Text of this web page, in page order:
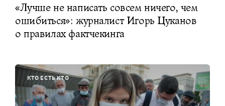
«Лучше не написать совсем ничего, чем
ошибиться»: журналист Игорь Цуканов
о правилах фактчекинга
КТО ЕСТЬ КТО